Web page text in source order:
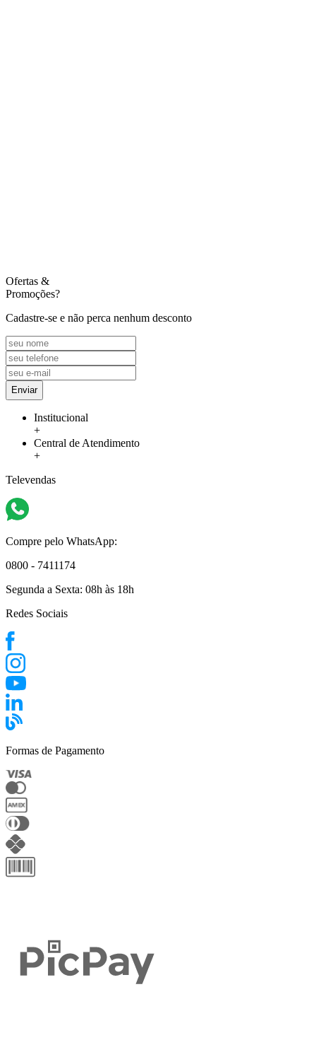
Ofertas &
Promoções?
Cadastre-se e não perca nenhum desconto
Enviar
Institucional
+
Central de Atendimento
+
Televendas
Compre pelo WhatsApp:
0800 - 7411174
Segunda a Sexta: 08h às 18h
Redes Sociais
Formas de Pagamento